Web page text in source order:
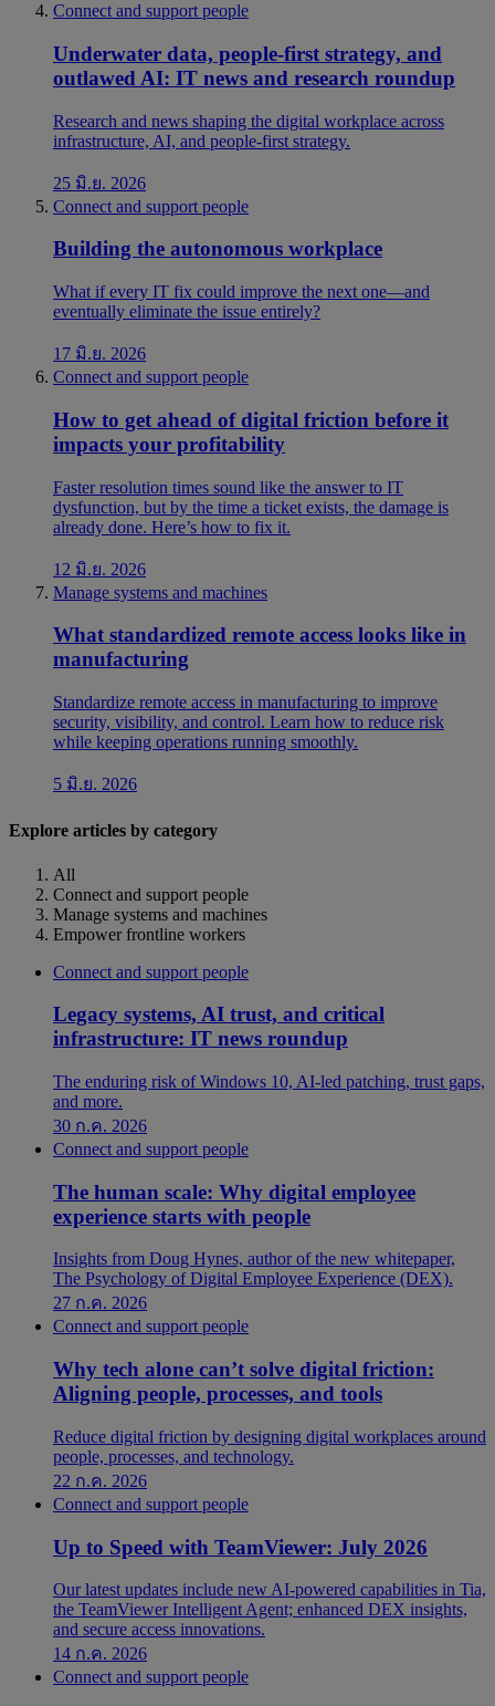
Connect and support people
Underwater data, people-first strategy, and
outlawed AI: IT news and research roundup
Research and news shaping the digital workplace across
infrastructure, AI, and people-first strategy.
25 มิ.ย. 2026
Connect and support people
Building the autonomous workplace
What if every IT fix could improve the next one—and
eventually eliminate the issue entirely?
17 มิ.ย. 2026
Connect and support people
How to get ahead of digital friction before it
impacts your profitability
Faster resolution times sound like the answer to IT
dysfunction, but by the time a ticket exists, the damage is
already done. Here’s how to fix it.
12 มิ.ย. 2026
Manage systems and machines
What standardized remote access looks like in
manufacturing
Standardize remote access in manufacturing to improve
security, visibility, and control. Learn how to reduce risk
while keeping operations running smoothly.
5 มิ.ย. 2026
Explore articles by category
All
Connect and support people
Manage systems and machines
Empower frontline workers
Connect and support people
Legacy systems, AI trust, and critical
infrastructure: IT news roundup
The enduring risk of Windows 10, AI-led patching, trust gaps,
and more.
30 ก.ค. 2026
Connect and support people
The human scale: Why digital employee
experience starts with people
Insights from Doug Hynes, author of the new whitepaper,
The Psychology of Digital Employee Experience (DEX).
27 ก.ค. 2026
Connect and support people
Why tech alone can’t solve digital friction:
Aligning people, processes, and tools
Reduce digital friction by designing digital workplaces around
people, processes, and technology.
22 ก.ค. 2026
Connect and support people
Up to Speed with TeamViewer: July 2026
Our latest updates include new AI-powered capabilities in Tia,
the TeamViewer Intelligent Agent; enhanced DEX insights,
and secure access innovations.
14 ก.ค. 2026
Connect and support people